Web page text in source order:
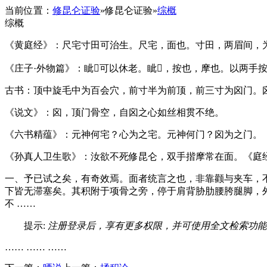
当前位置： 修昆仑证验»修昆仑证验»综概
综概
《黄庭经》：尺宅寸田可治生。尺宅，面也。寸田，两眉间
《庄子·外物篇》：眦𡟬可以休老。眦𡟬，按也，摩也。以两手
古书：顶中旋毛中为百会穴，前寸半为前顶，前三寸为囟门
《说文》：囟，顶门骨空，自囟之心如丝相贯不绝。
《六书精蕴》：元神何宅？心为之宅。元神何门？囟为之门。
《孙真人卫生歌》：汝欲不死修昆仑，双手揩摩常在面。《
一、予已试之矣，有奇效焉。面者统言之也，非靠颧与夹车
下皆无滞塞矣。其积附于项骨之旁，停于肩背胁肋腰胯腿脚
不 ……
提示: 注册登录后，享有更多权限，并可使用全文检索功
…… …… ……